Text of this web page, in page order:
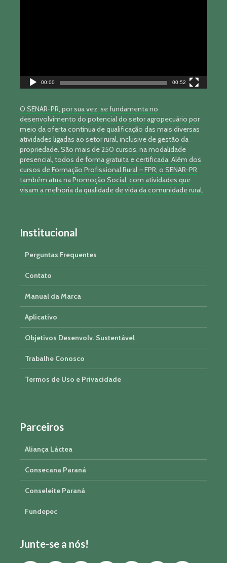
00:00 00:52
O SENAR-PR, por sua vez, se fundamenta no
desenvolvimento do potencial do setor agropecuário por
meio da oferta contínua de qualificação das mais diversas
atividades ligadas ao setor rural, inclusive de gestão da
propriedade. São mais de 250 cursos, na modalidade
presencial, todos de forma gratuita e certificada. Além dos
cursos de Formação Profissional Rural – FPR, o SENAR-PR
também atua na Promoção Social, com atividades que
visam a melhoria da qualidade de vida da comunidade rural.
Institucional
Perguntas Frequentes
Contato
Manual da Marca
Aplicativo
Objetivos Desenvolv. Sustentável
Trabalhe Conosco
Termos de Uso e Privacidade
Parceiros
Aliança Láctea
Consecana Paraná
Conseleite Paraná
Fundepec
Junte-se a nós!